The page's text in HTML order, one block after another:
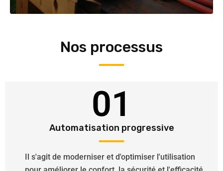
Nos processus
01
Automatisation progressive
Il s'agit de moderniser et d'optimiser l'utilisation